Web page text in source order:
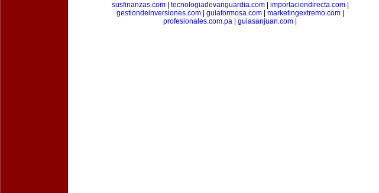
susfinanzas.com| tecnologiadevanguardia.com| importaciondirecta.com|
gestiondeinversiones.com| guiaformosa.com| marketingextremo.com|
profesionales.com.pa
guiasanjuan.com